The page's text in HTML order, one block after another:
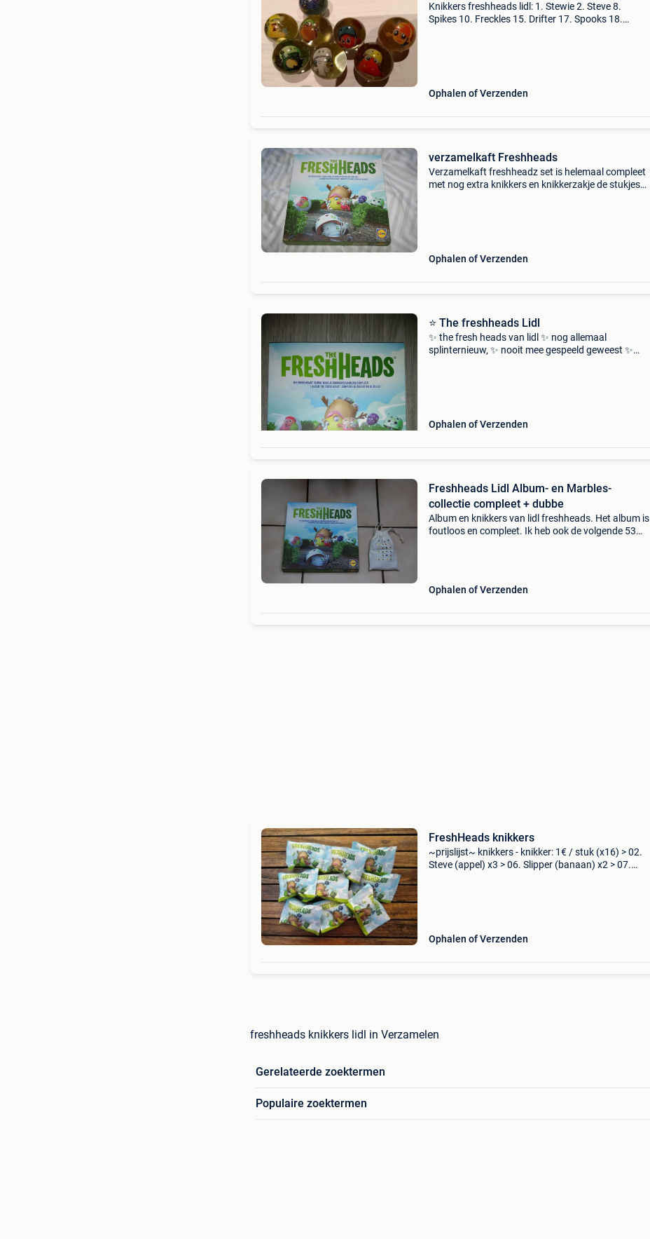
Knikkers freshheads lidl: 1. Stewie 2. Steve 8.
Spikes 10. Freckles 15. Drifter 17. Spooks 18.
Ophalen of Verzenden
verzamelkaft Freshheads
Verzamelkaft freshheadz set is helemaal compleet
met nog extra knikkers en knikkerzakje de stukjes
Ophalen of Verzenden
⭐ The freshheads Lidl
✨️ the fresh heads van lidl ✨️ nog allemaal
splinternieuw, ✨️ nooit mee gespeeld geweest ✨️
Ophalen of Verzenden
Freshheads Lidl Album- en Marbles-
collectie compleet + dubbe
Album en knikkers van lidl freshheads. Het album is
foutloos en compleet. Ik heb ook de volgende 53
Ophalen of Verzenden
FreshHeads knikkers
~prijslijst~ knikkers - knikker: 1€ / stuk (x16) > 02.
Steve (appel) x3 > 06. Slipper (banaan) x2 > 07.
Ophalen of Verzenden
freshheads knikkers lidl in Verzamelen
Gerelateerde zoektermen
Populaire zoektermen